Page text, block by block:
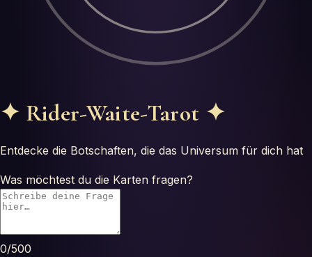
Numerologia
✦ Rider-Waite-Tarot ✦
Entdecke die Botschaften, die das Universum für dich hat
Was möchtest du die Karten fragen?
0/500